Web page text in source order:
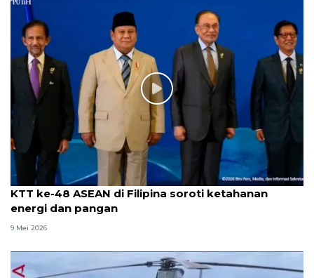
KTT ke-48 ASEAN di Filipina soroti ketahanan
energi dan pangan
9 Mei 2026